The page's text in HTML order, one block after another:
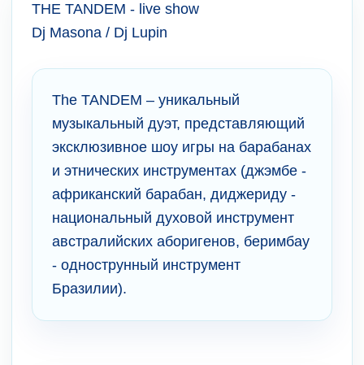
THE TANDEM - live show
Dj Masona / Dj Lupin
The TANDEM – уникальный
музыкальный дуэт, представляющий
эксклюзивное шоу игры на барабанах
и этнических инструментах (джэмбе -
африканский барабан, диджериду -
национальный духовой инструмент
австралийских аборигенов, беримбау
- однострунный инструмент
Бразилии).